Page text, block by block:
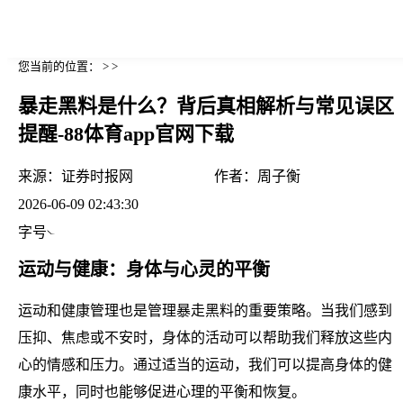
您当前的位置： > >
暴走黑料是什么？背后真相解析与常见误区
提醒-88体育app官网下载
来源： 证券时报网 作者： 周子衡
2026-06-09 02:43:30
字号
运动与健康：身体与心灵的平衡
运动和健康管理也是管理暴走黑料的重要策略。当我们感到
压抑、焦虑或不安时，身体的活动可以帮助我们释放这些内
心的情感和压力。通过适当的运动，我们可以提高身体的健
康水平，同时也能够促进心理的平衡和恢复。